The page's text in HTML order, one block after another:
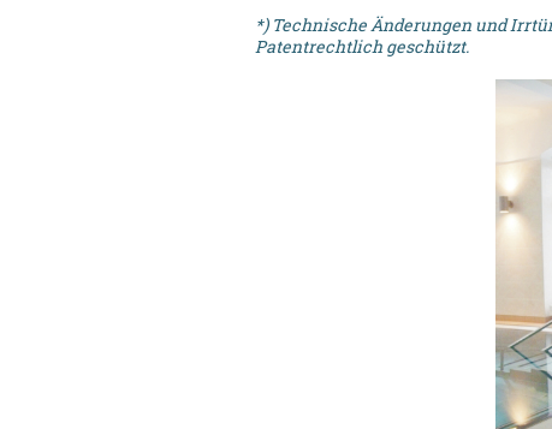
*) Technische Änderungen und
Patentrechtlich geschützt.